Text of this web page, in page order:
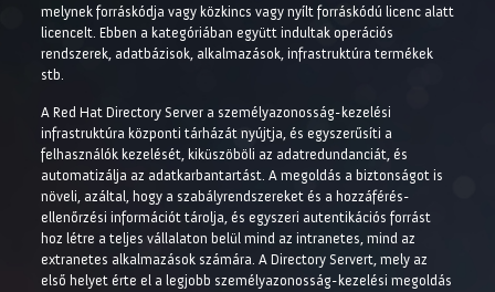
melynek forráskódja vagy közkincs vagy nyílt forráskódú licenc alatt
licencelt. Ebben a kategóriában együtt indultak operációs
rendszerek, adatbázisok, alkalmazások, infrastruktúra termékek
stb.
A Red Hat Directory Server a személyazonosság-kezelési
infrastruktúra központi tárházát nyújtja, és egyszerűsíti a
felhasználók kezelését, kiküszöböli az adatredundanciát, és
automatizálja az adatkarbantartást. A megoldás a biztonságot is
növeli, azáltal, hogy a szabályrendszereket és a hozzáférés-
ellenőrzési információt tárolja, és egyszeri autentikációs forrást
hoz létre a teljes vállalaton belül mind az intranetes, mind az
extranetes alkalmazások számára. A Directory Servert, mely az
első helyet érte el a legjobb személyazonosság-kezelési megoldás